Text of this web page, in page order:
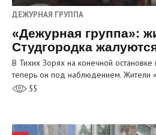
ДЕЖУРНАЯ ГРУППА
«Дежурная группа»:
Студгородка
В Тихих Зорях на конечной
теперь он под наблюдением. Жители
55